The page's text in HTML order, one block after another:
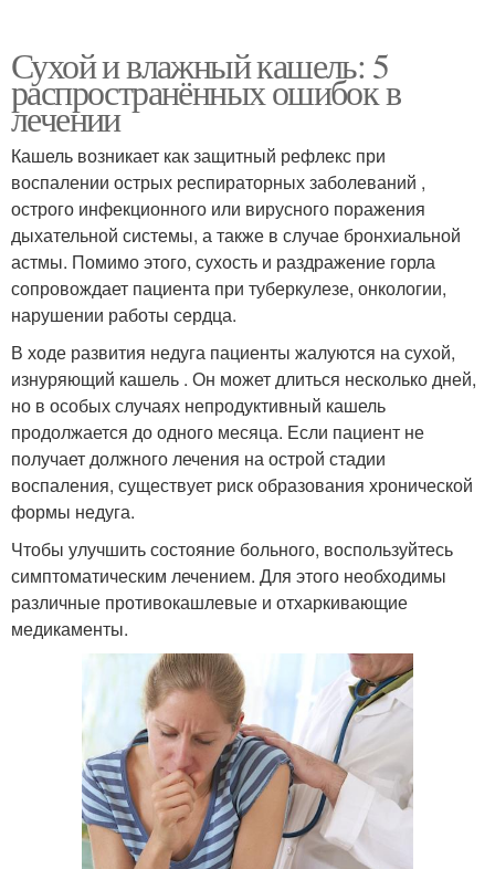
Сухой и влажный кашель: 5
распространённых ошибок в
лечении
Кашель возникает как защитный рефлекс при
воспалении острых респираторных заболеваний ,
острого инфекционного или вирусного поражения
дыхательной системы, а также в случае бронхиальной
астмы. Помимо этого, сухость и раздражение горла
сопровождает пациента при туберкулезе, онкологии,
нарушении работы сердца.
В ходе развития недуга пациенты жалуются на сухой,
изнуряющий кашель . Он может длиться несколько дней,
но в особых случаях непродуктивный кашель
продолжается до одного месяца. Если пациент не
получает должного лечения на острой стадии
воспаления, существует риск образования хронической
формы недуга.
Чтобы улучшить состояние больного, воспользуйтесь
симптоматическим лечением. Для этого необходимы
различные противокашлевые и отхаркивающие
медикаменты.